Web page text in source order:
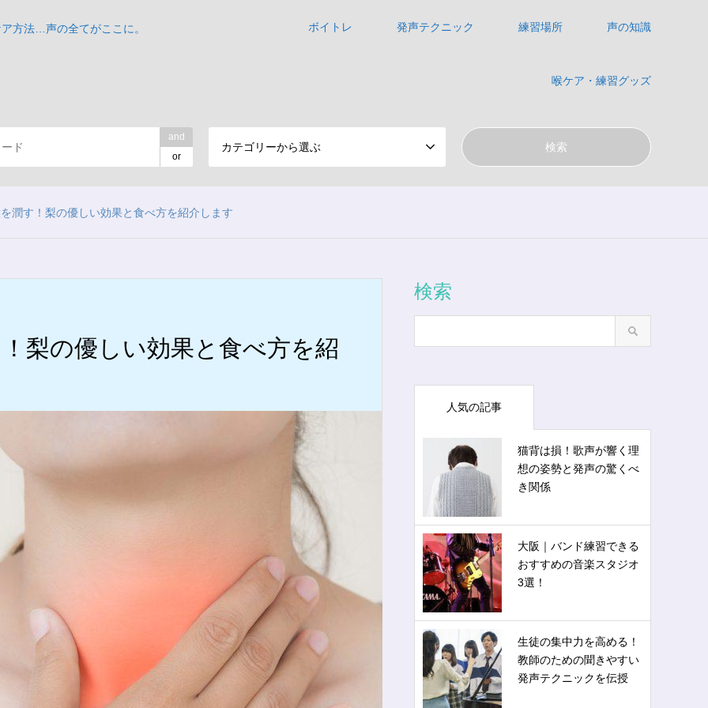
方法…声の全てがここに。 ボイトレ 発声テクニック 練習場所 声の知識
喉ケア・練習グッズ
and
or
カテゴリーから選ぶ
潤す！梨の優しい効果と食べ方を紹介します
梨の優しい効果と食べ方を紹
検索
人気の記事
猫背は損！歌声が響く理
想の姿勢と発声の驚くべ
き関係
大阪｜バンド練習できる
おすすめの音楽スタジオ
3選！
生徒の集中力を高める！
教師のための聞きやすい
発声テクニックを伝授